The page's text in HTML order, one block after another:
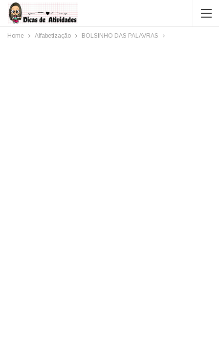
Home Alfabetização BOLSINHO DAS PALAVRAS